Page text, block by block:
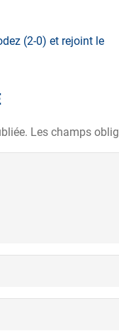
(2-0) et rejoint le
Les champs